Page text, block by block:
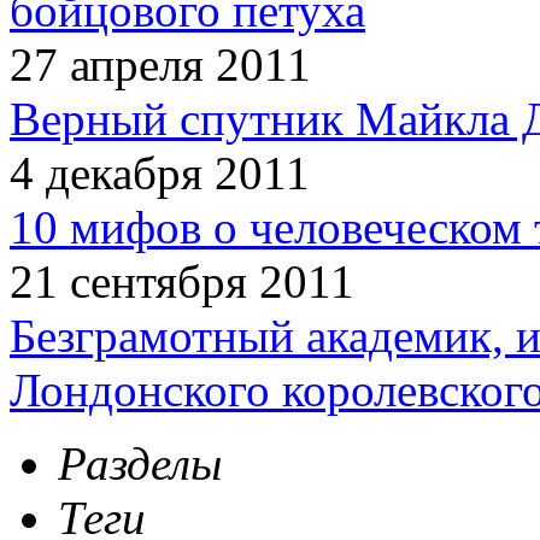
27 апреля 2011
Верный спутник Майкла
4 декабря 2011
10 мифов о человеческом
21 сентября 2011
Безграмотный академик,
Лондонского
Разделы
Теги